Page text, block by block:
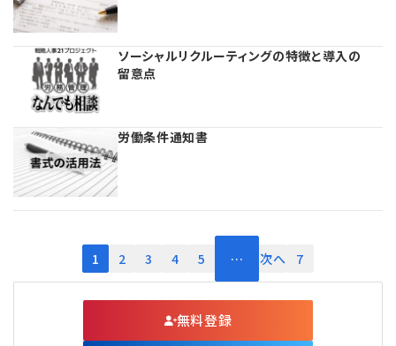
ソーシャルリクルーティングの特徴と導入の
留意点
労働条件通知書
1 2 3 4 5 … 次へ 7
無料登録